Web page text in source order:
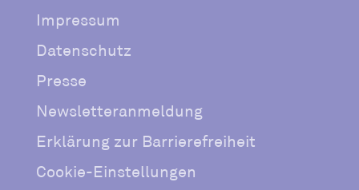
Impressum
Datenschutz
Presse
Newsletteranmeldung
Erklärung zur Barrierefreiheit
Cookie-Einstellungen